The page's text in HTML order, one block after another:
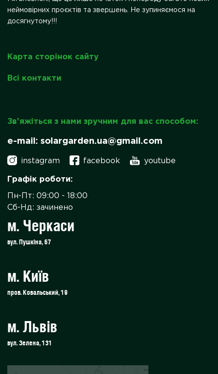
Карта сторінок сайту
Всі контакти
Зв'яжіться з нами зручним для вас способом:
e-mail: solargarden.ua@gmail.com
instagram facebook youtube
Графік роботи:
Пн-Пт: 09:00 - 18:00
Сб-Нд: зачинено
м. Черкаси
вул. Пушкіна, 67
м. Київ
пров. Ковальський, 19
м. Львів
вул. Зелена, 131
неймовірних проєктів та звершень. Не зупиняємося на
досягнутому!!!